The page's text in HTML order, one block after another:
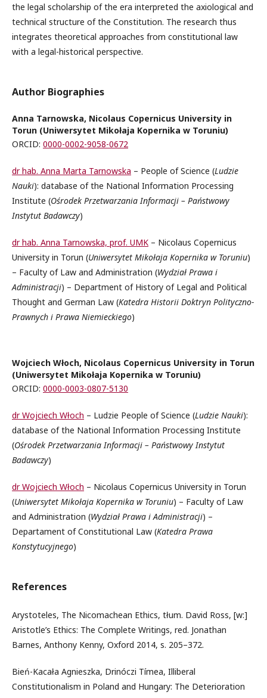
the legal scholarship of the era interpreted the axiological and
technical structure of the Constitution. The research thus
integrates theoretical approaches from constitutional law
with a legal-historical perspective.
Author Biographies
Anna Tarnowska, Nicolaus Copernicus University in
Torun (Uniwersytet Mikołaja Kopernika w Toruniu)
ORCID: 0000-0002-9058-0672
dr hab. Anna Marta Tarnowska – People of Science (Ludzie
Nauki): database of the National Information Processing
Institute (Ośrodek Przetwarzania Informacji – Państwowy
Instytut Badawczy)
dr hab. Anna Tarnowska, prof. UMK – Nicolaus Copernicus
University in Torun (Uniwersytet Mikołaja Kopernika w Toruniu)
– Faculty of Law and Administration (Wydział Prawa i
Administracji) – Department of History of Legal and Political
Thought and German Law (Katedra Historii Doktryn Polityczno-
Prawnych i Prawa Niemieckiego)
Wojciech Włoch, Nicolaus Copernicus University in Torun
(Uniwersytet Mikołaja Kopernika w Toruniu)
ORCID: 0000-0003-0807-5130
dr Wojciech Włoch – Ludzie People of Science (Ludzie Nauki):
database of the National Information Processing Institute
(Ośrodek Przetwarzania Informacji – Państwowy Instytut
Badawczy)
dr Wojciech Włoch – Nicolaus Copernicus University in Torun
(Uniwersytet Mikołaja Kopernika w Toruniu) – Faculty of Law
and Administration (Wydział Prawa i Administracji) –
Departament of Constitutional Law (Katedra Prawa
Konstytucyjnego)
References
Arystoteles, The Nicomachean Ethics, tłum. David Ross, [w:]
Aristotle’s Ethics: The Complete Writings, red. Jonathan
Barnes, Anthony Kenny, Oxford 2014, s. 205–372.
Bień-Kacała Agnieszka, Drinóczi Tímea, Illiberal
Constitutionalism in Poland and Hungary: The Deterioration